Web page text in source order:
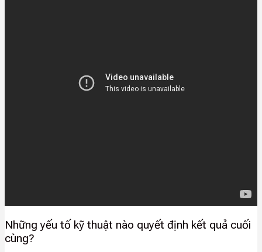
Những yếu tố kỹ thuật nào quyết định kết quả cuối
cùng?